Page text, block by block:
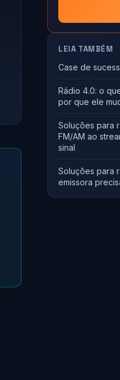
LEIA TAMBÉM
Case de
Rádio 4.0: o
por que ele
Soluções para
FM/AM ao
sinal
Soluções para
emissora